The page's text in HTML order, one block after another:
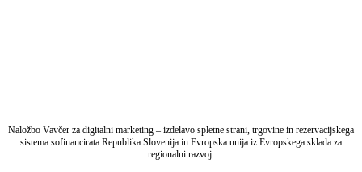
Naložbo Vavčer za digitalni marketing – izdelavo spletne strani, trgovine in rezervacijskega
sistema sofinancirata Republika Slovenija in Evropska unija iz Evropskega sklada za
regionalni razvoj.